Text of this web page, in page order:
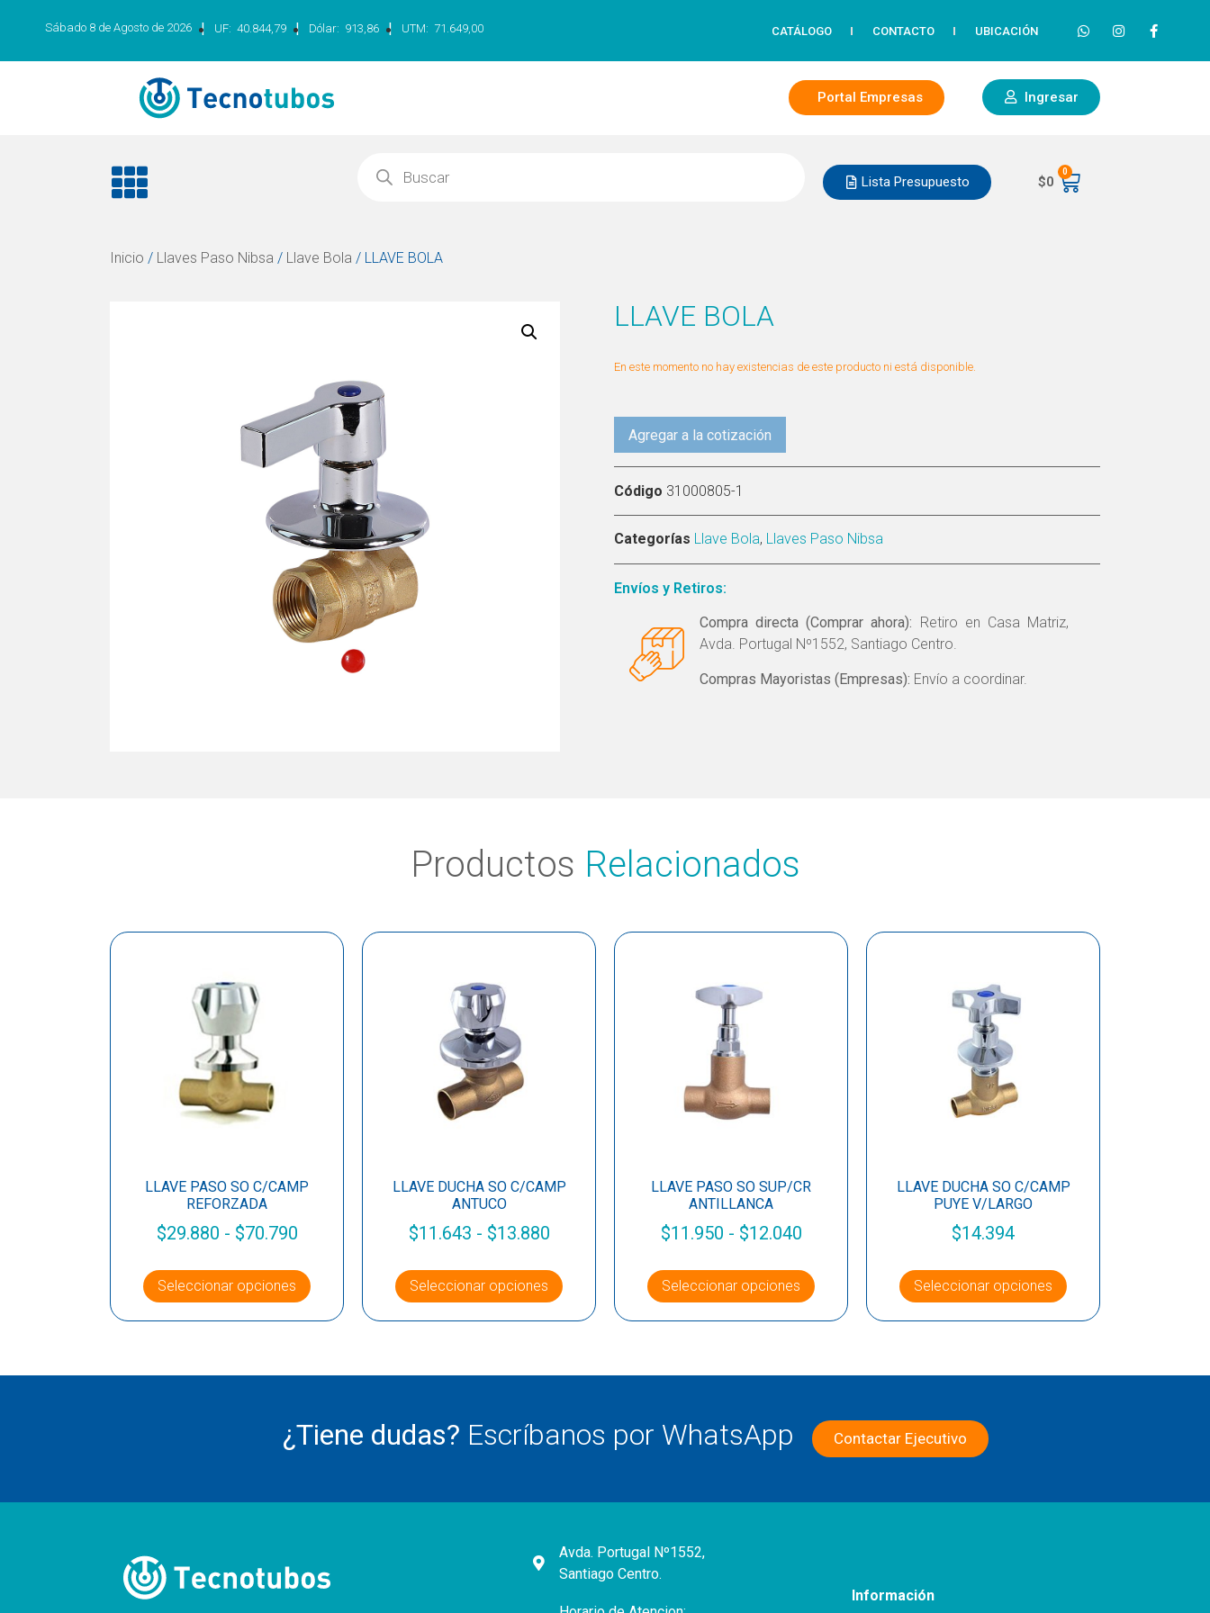
Sábado 8 de Agosto de 2026 | UF: 40.844,79 | Dólar: 913,86 | UTM: 71.649,00 CATÁLOGO CONTACTO UBICACIÓN
Portal Empresas Ingresar
Lista Presupuesto $0
0
Inicio / Llaves Paso Nibsa / Llave Bola / LLAVE BOLA
LLAVE BOLA
En este momento no hay existencias de este producto ni está disponible.
Agregar a la cotización
Código 31000805-1
Categorías Llave Bola, Llaves Paso Nibsa
Envíos y Retiros:
Compra directa (Comprar ahora): Retiro en Casa Matriz,
Avda. Portugal Nº1552, Santiago Centro.
Compras Mayoristas (Empresas): Envío a coordinar.
Productos Relacionados
LLAVE PASO SO C/CAMP
REFORZADA
$29.880 - $70.790
Seleccionar opciones
LLAVE DUCHA SO C/CAMP
ANTUCO
$11.643 - $13.880
Seleccionar opciones
LLAVE PASO SO SUP/CR
ANTILLANCA
$11.950 - $12.040
Seleccionar opciones
LLAVE DUCHA SO C/CAMP
PUYE V/LARGO
$14.394
Seleccionar opciones
¿Tiene dudas? Escríbanos por WhatsApp Contactar Ejecutivo
Avda. Portugal Nº1552,
Santiago Centro.
Información